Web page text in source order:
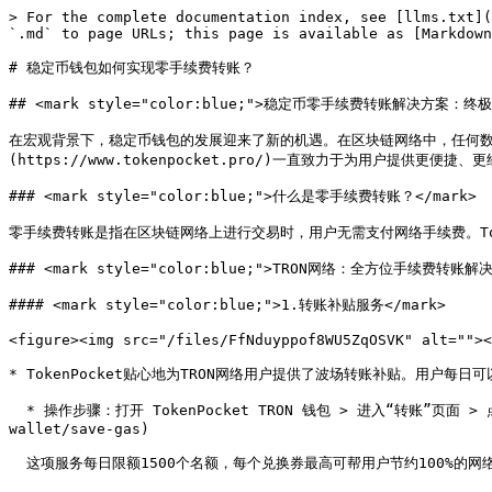
> For the complete documentation index, see
`.md` to page URLs; this page is available as
# 稳定币钱包如何实现零手续费转账？
## <mark style="color:blue;">稳定币零手续费转账解决方案：终极
在宏观背景下，稳定币钱包的发展迎来了新的机遇。在区块链网络中，任
(https://www.tokenpocket.pro/)一直致力于为用户提供更便捷、更经济
### <mark style="color:blue;">什么是零手续费转账？</mark>
零手续费转账是指在区块链网络上进行交易时，用户无需支付网络手续费
### <mark style="color:blue;">TRON网络：全方位手续费转账解
#### <mark style="color:blue;">1.转账补贴服务</mark>
<figure><img src="/files/FfNduyppof8WU5ZqOSVK"
* TokenPocket贴心地为TRON网络用户提供了波场转账补贴。用户每日可
wallet/save-gas)